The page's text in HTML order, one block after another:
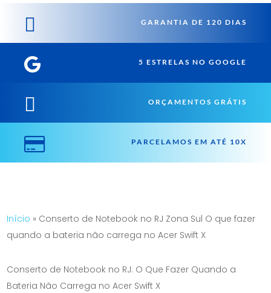
 GARANTIA DE 120 DIAS
 5 ESTRELAS NO GOOGLE
 ORÇAMENTOS GRÁTIS
 PARCELAMOS EM ATÉ 10X
Início » Conserto de Notebook no RJ Zona Sul O que fazer
quando a bateria não carrega no Acer Swift X
Conserto de Notebook no RJ: O Que Fazer Quando a
Bateria Não Carrega no Acer Swift X